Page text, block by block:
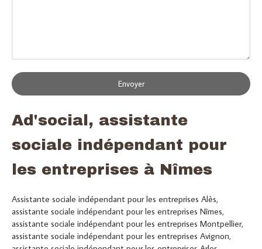
Envoyer
Ad'social, assistante
sociale indépendant pour
les entreprises à Nîmes
Assistante sociale indépendant pour les entreprises Alès,
assistante sociale indépendant pour les entreprises Nîmes,
assistante sociale indépendant pour les entreprises Montpellier,
assistante sociale indépendant pour les entreprises Avignon,